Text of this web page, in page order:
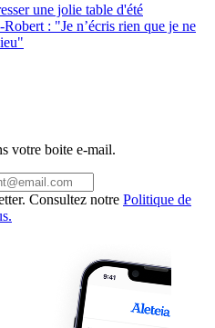
une jolie table d'été
: "Je n’écris rien que je ne
votre boite e-mail.
Consultez notre Politique de